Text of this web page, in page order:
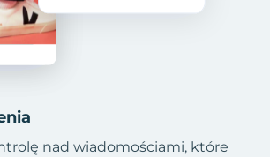
nad wiadomościami, które